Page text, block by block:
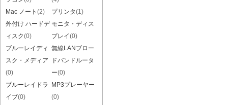
Mac ノート (2) プリンタ(1)
外付け ハードデ
ィスク(0)
モニタ・ディス
プレイ(0)
ブルーレイディ
スク・メディア
(0)
無線LANブロー
ドバンドルータ
ー(0)
ブルーレイドラ
イブ(0)
MP3プレーヤー
(0)